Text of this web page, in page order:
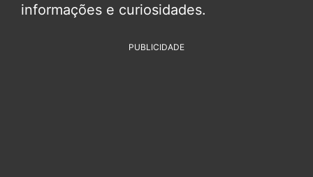
informações e curiosidades.
PUBLICIDADE